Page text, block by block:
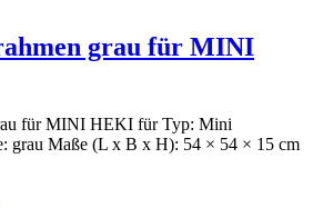
grau für MINI
für MINI HEKI für Typ: Mini
grau Maße (L x B x H): 54 × 54 × 15 cm